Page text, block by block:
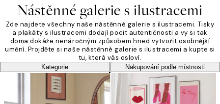
Nástěnné galerie s ilustracemi
Zde najdete všechny naše nástěnné galerie s ilustracemi. Tisky
a plakáty s ilustracemi dodají pocit autentičnosti a vy si tak
doma dokáže nenáročným způsobem hned vytvořit osobnější
umění. Projděte si naše nástěnné galerie s ilustracemi a kupte si
tu, která vás osloví.
Kategorie Nakupování podle místnosti